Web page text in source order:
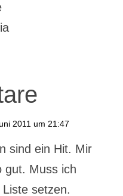
2011 um 21:47
sind ein Hit. Mir
gut. Muss ich
setzen.